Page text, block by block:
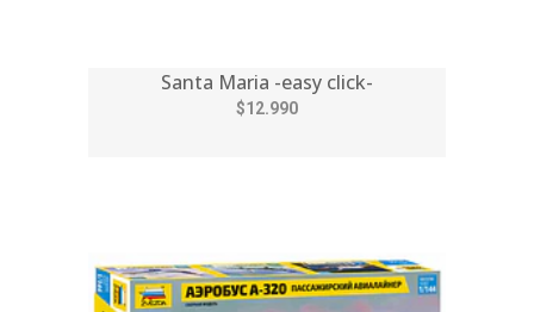
Santa Maria -easy click-
$12.990